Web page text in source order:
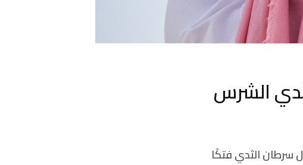
الشرس
سرطان الثدي فتكًا